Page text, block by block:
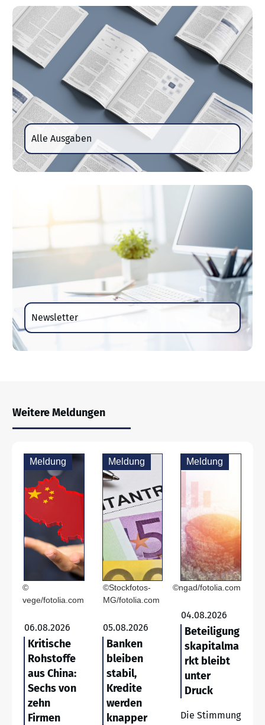
Alle Ausgaben
Newsletter
Weitere Meldungen
Meldung
©
vege/fotolia.com
06.08.2026
Kritische
Rohstoffe
aus China:
Sechs von
zehn
Firmen
Meldung
©Stockfotos-
MG/fotolia.com
05.08.2026
Banken
bleiben
stabil,
Kredite
werden
knapper
Meldung
©ngad/fotolia.com
04.08.2026
Beteiligung
skapitalma
rkt bleibt
unter
Druck
Die Stimmung